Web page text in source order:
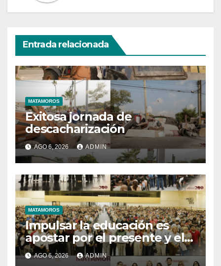
Entrada relacionada
MATAMOROS
Exitosa jornada de
descacharización
AGO 6, 2026 ADMIN
MATAMOROS
Impulsar la educación es
apostar por el presente y el
futuro de Matamoros
AGO 6, 2026 ADMIN